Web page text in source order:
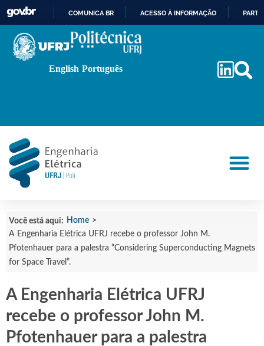
PARA
COMUNICA BR ACESSO À INFORMAÇÃO
English Português
Você está aqui: Home >
A Engenharia Elétrica UFRJ recebe o professor John M.
Pfotenhauer para a palestra “Considering Superconducting Magnets
for Space Travel”.
A Engenharia Elétrica UFRJ
recebe o professor John M.
Pfotenhauer para a palestra